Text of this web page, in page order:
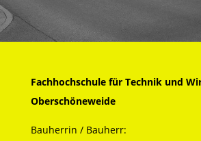
Fachhochschule für Technik und
Oberschöneweide
Bauherrin / Bauherr: